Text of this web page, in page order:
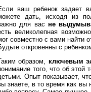
ваш ребенок задает
дать, исходя из
для васне
великолепная
совместно с вами найти
откровенны с
образом, ключевым
того, что об этой
Опыт показывает,
знаете, в то время как вы